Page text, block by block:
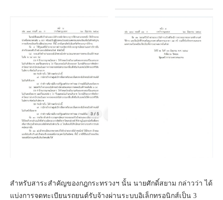
สำหรับสาระสำคัญของกฎกระทรวงฯ นั้น นายศักดิ์สยาม กล่าวว่า ได้
แบ่งการจดทะเบียนรถยนต์รับจ้างผ่านระบบอิเล็กทรอนิกส์เป็น 3